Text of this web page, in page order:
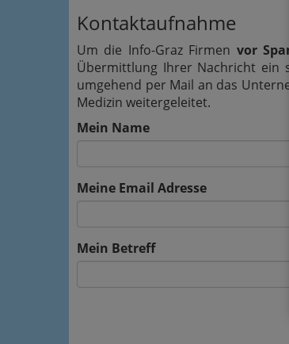
Kontaktaufnahme
Um die Info-Graz Firmen vor
Übermittlung Ihrer Nachricht ein
umgehend per Mail an das
Medizin weitergeleitet.
Mein Name
Meine Email Adresse
Mein Betreff